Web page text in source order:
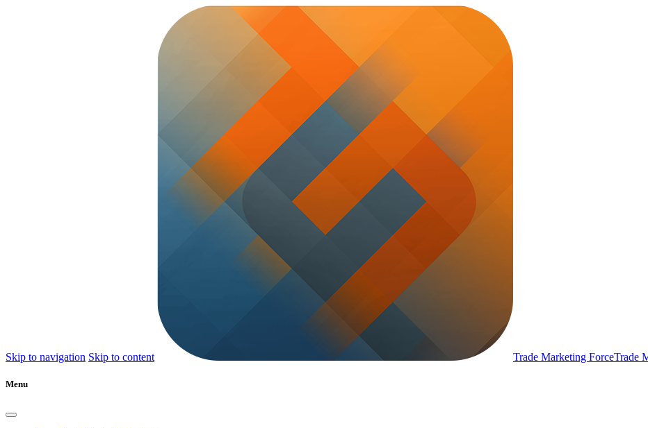
Skip to navigation Skip to content Trade Marketing ForceTrade
Menu